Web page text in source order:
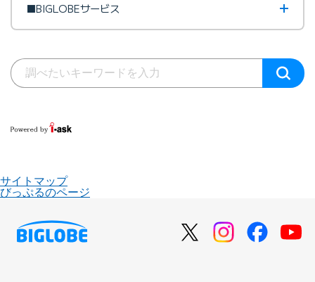
■BIGLOBEサービス
サイトマップ
びっぷるのページ